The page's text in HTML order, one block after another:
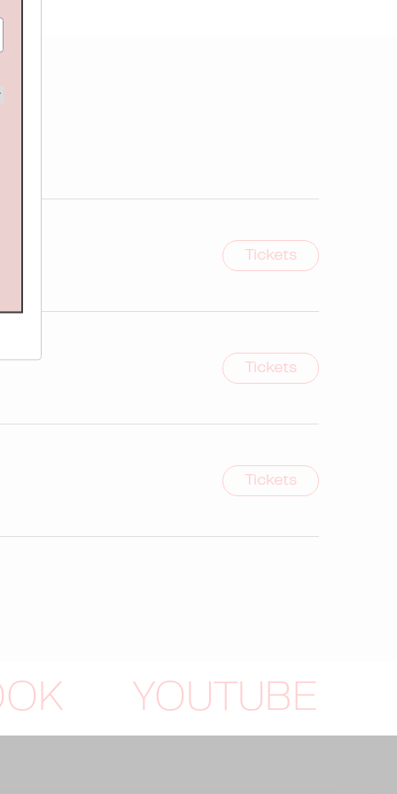
Tickets
Tickets
Tickets
YOUTUBE